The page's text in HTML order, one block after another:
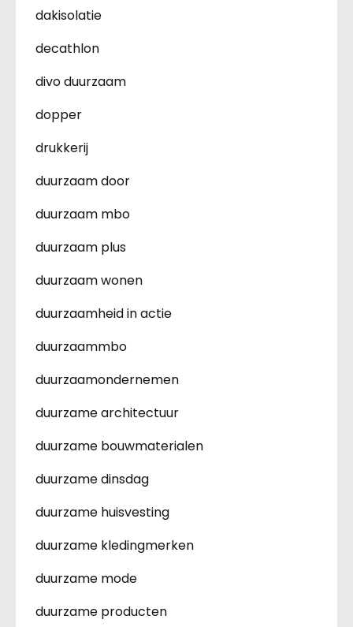
dakisolatie
decathlon
divo duurzaam
dopper
drukkerij
duurzaam door
duurzaam mbo
duurzaam plus
duurzaam wonen
duurzaamheid in actie
duurzaammbo
duurzaamondernemen
duurzame architectuur
duurzame bouwmaterialen
duurzame dinsdag
duurzame huisvesting
duurzame kledingmerken
duurzame mode
duurzame producten